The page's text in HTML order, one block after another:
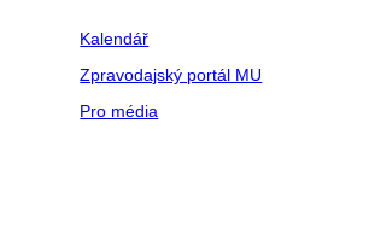
Kalendář
Zpravodajský portál MU
Pro média